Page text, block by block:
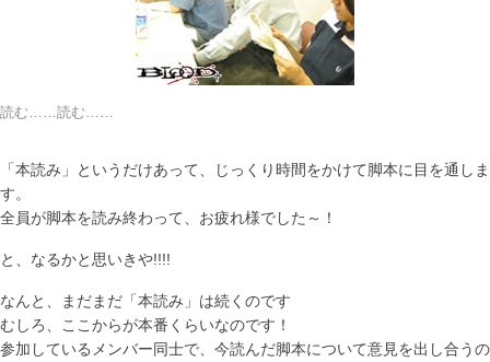
読む……読む……
「本読み」というだけあって、じっくり時間をかけて脚本に目を通しま
す。
全員が脚本を読み終わって、お疲れ様でした～！
と、なるかと思いきや!!!!
なんと、まだまだ「本読み」は続くのです
むしろ、ここからが本番くらいなのです！
参加しているメンバー同士で、今読んだ脚本について意見を出し合うの